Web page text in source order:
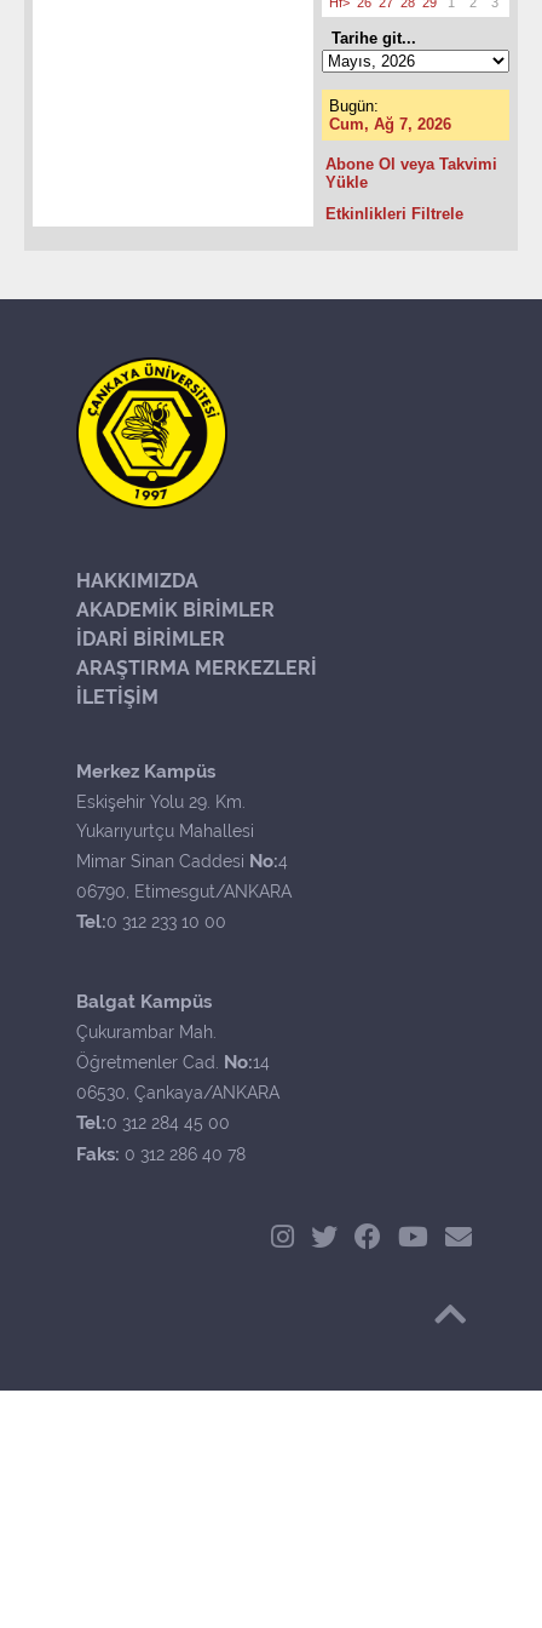
Tarihe git...
Bugün:
Cum, Ağ 7, 2026
Abone Ol veya Takvimi
Yükle
Etkinlikleri Filtrele
HAKKIMIZDA
AKADEMİK BİRİMLER
İDARİ BİRİMLER
ARAŞTIRMA MERKEZLERİ
İLETİŞİM
Merkez Kampüs
Eskişehir Yolu 29. Km.
Yukarıyurtçu Mahallesi
Mimar Sinan Caddesi No:4
06790, Etimesgut/ANKARA
Tel:0 312 233 10 00
Balgat Kampüs
Çukurambar Mah.
Öğretmenler Cad. No:14
06530, Çankaya/ANKARA
Tel:0 312 284 45 00
Faks: 0 312 286 40 78